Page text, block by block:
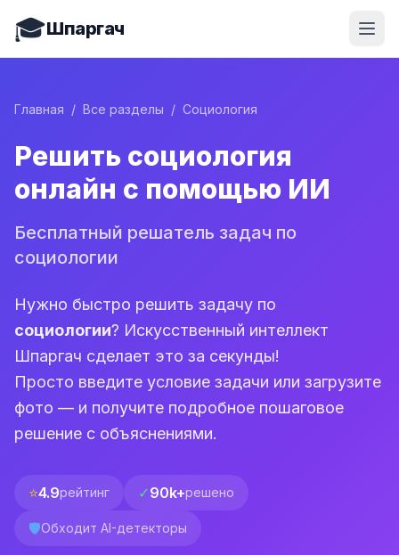
🎓Шпаргач
Главная / Все разделы / Социология
Решить социология
онлайн с помощью ИИ
Бесплатный решатель задач по
социологии
Нужно быстро решить задачу по
социологии? Искусственный интеллект
Шпаргач сделает это за секунды!
Просто введите условие задачи или загрузите
фото — и получите подробное пошаговое
решение с объяснениями.
⭐4.9рейтинг ✓90k+решено
🛡️Обходит AI-детекторы